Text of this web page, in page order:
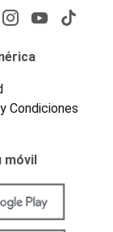
Condiciones
móvil